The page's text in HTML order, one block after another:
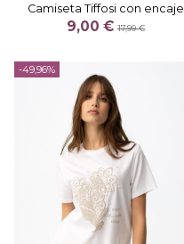
Camiseta Tiffosi con encaje
9,00 €17,99 €
-49,96%